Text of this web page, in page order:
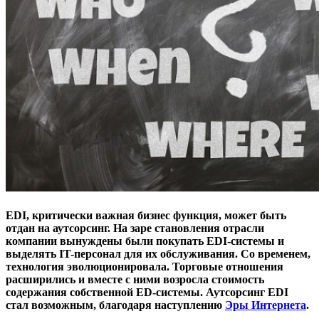
EDI, критически важная бизнес функция, может быть
отдан на аутсорсинг. На заре становления отрасли
компании вынуждены были покупать EDI-системы и
выделять IT-персонал для их обслуживания. Со временем,
технология эволюционировала. Торговые отношения
расширились и вместе с ними возросла стоимость
содержания собственной ED-системы. Аутсорсинг EDI
стал возможным, благодаря наступлению Эры Интернета.